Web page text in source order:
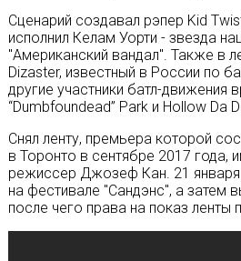
Сценарий создавал рэпер Kid
исполнил Келам Уорти - звезда
"Американский вандал". Также в
Dizaster, известный в России по
другие участники батл-движения
“Dumbfoundead” Park и Hollow Da
Снял ленту, премьера которой
в Торонто в сентябре 2017 года,
режиссер Джозеф Кан. 21
на фестивале "Сандэнс", а затем
после чего права на показ ленты